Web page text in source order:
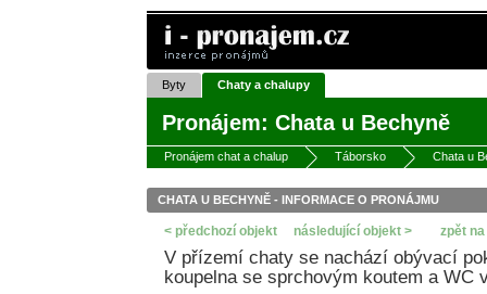
Pronájem: Chata u Bechyně
Byty Chaty a chalupy
Pronájem chat a chalup Táborsko Chata u
CHATA U BECHYNĚ - INFORMACE O PRONÁJMU
< předchozí objekt následující objekt > zpět
V přízemí chaty se nachází obývací
koupelna se sprchovým koutem a WC